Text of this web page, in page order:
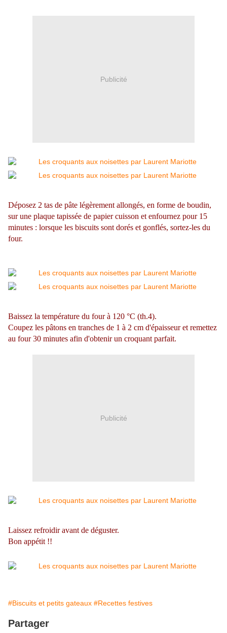
Publicité
Déposez 2 tas de pâte légèrement allongés, en forme de boudin,
sur une plaque tapissée de papier cuisson et enfournez pour 15
minutes : lorsque les biscuits sont dorés et gonflés, sortez-les du
four.
Baissez la température du four à 120 °C (th.4).
Coupez les pâtons en tranches de 1 à 2 cm d'épaisseur et remettez
au four 30 minutes afin d'obtenir un croquant parfait.
Publicité
Laissez refroidir avant de déguster.
Bon appétit !!
#Biscuits et petits gateaux #Recettes festives
Partager